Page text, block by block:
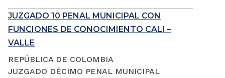
JUZGADO 10 PENAL MUNICIPAL CON
FUNCIONES DE CONOCIMIENTO CALI –
VALLE
REPÚBLICA DE COLOMBIA
JUZGADO DÉCIMO PENAL MUNICIPAL